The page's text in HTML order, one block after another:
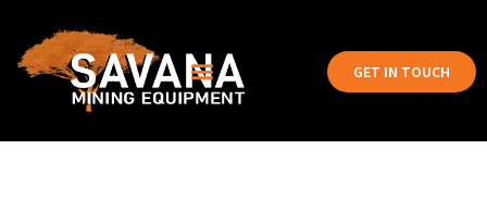
GET IN TOUCH